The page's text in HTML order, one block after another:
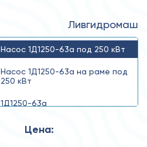
Ливгидромаш
Насос 1Д1250-63а под 250 кВт
Насос 1Д1250-63а на раме под
250 кВт
1Д1250-63а
Цена: